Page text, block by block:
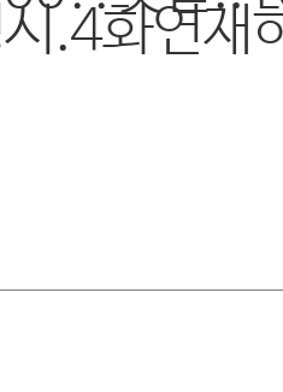
.4화연재